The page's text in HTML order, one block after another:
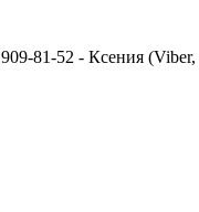
81-52 - Ксения